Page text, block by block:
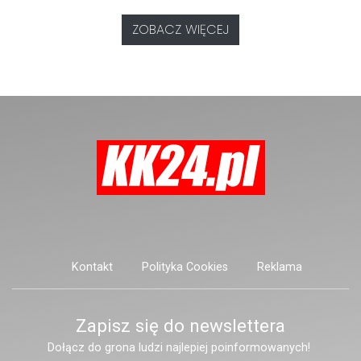
pasażerów.
nam się ustalić, funkcjonariusze
poszukują mężczyzny, który może
posiadać niebezpieczne
ZOBACZ WIĘCEJ
Kontakt Polityka Cookies Reklama
Zapisz się do newslettera
Dołącz do grona ludzi najlepiej poinformowanych!